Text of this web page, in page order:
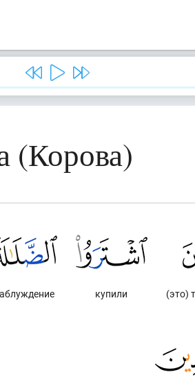
(Корова)
(это)
купили